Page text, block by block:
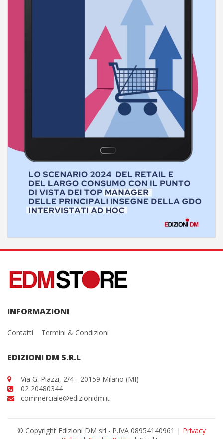
INFORMAZIONI
Contatti Termini & Condizioni
EDIZIONI DM S.R.L
Via G. Piazzi, 2/4 - 20159 Milano (MI)
02 20480344
commerciale@edizionidm.it
© Copyright Edizioni DM srl - P.IVA 08954140961 | Privacy